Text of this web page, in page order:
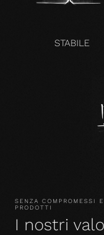
STABILE
SENZA COMPROMESSI
PRODOTTI
I nostri